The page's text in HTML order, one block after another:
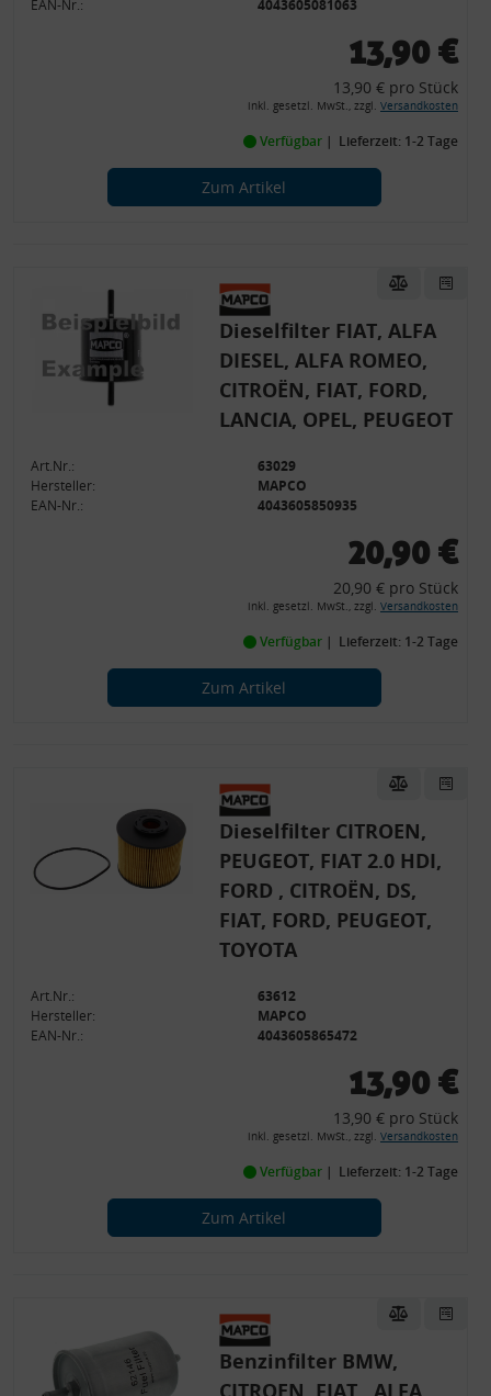
EAN-Nr.:
4043605081063
13,90 €
13,90 € pro Stück
inkl. gesetzl. MwSt., zzgl. Versandkosten
Verfügbar Lieferzeit: 1-2 Tage
Zum Artikel
Dieselfilter FIAT, ALFA
DIESEL, ALFA ROMEO,
CITROËN, FIAT, FORD,
LANCIA, OPEL, PEUGEOT
Art.Nr.:
63029
Hersteller:
MAPCO
EAN-Nr.:
4043605850935
20,90 €
20,90 € pro Stück
inkl. gesetzl. MwSt., zzgl. Versandkosten
Verfügbar Lieferzeit: 1-2 Tage
Zum Artikel
Dieselfilter CITROEN,
PEUGEOT, FIAT 2.0 HDI,
FORD , CITROËN, DS,
FIAT, FORD, PEUGEOT,
TOYOTA
Art.Nr.:
63612
Hersteller:
MAPCO
EAN-Nr.:
4043605865472
13,90 €
13,90 € pro Stück
inkl. gesetzl. MwSt., zzgl. Versandkosten
Verfügbar Lieferzeit: 1-2 Tage
Zum Artikel
Benzinfilter BMW,
CITROEN, FIAT,, ALFA